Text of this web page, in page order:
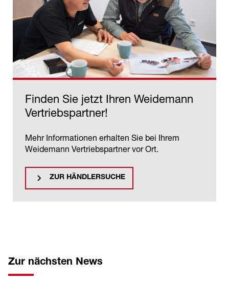
Finden Sie jetzt Ihren Weidemann
Vertriebspartner!
Mehr Informationen erhalten Sie bei Ihrem
Weidemann Vertriebspartner vor Ort.
ZUR HÄNDLERSUCHE
Zur nächsten News